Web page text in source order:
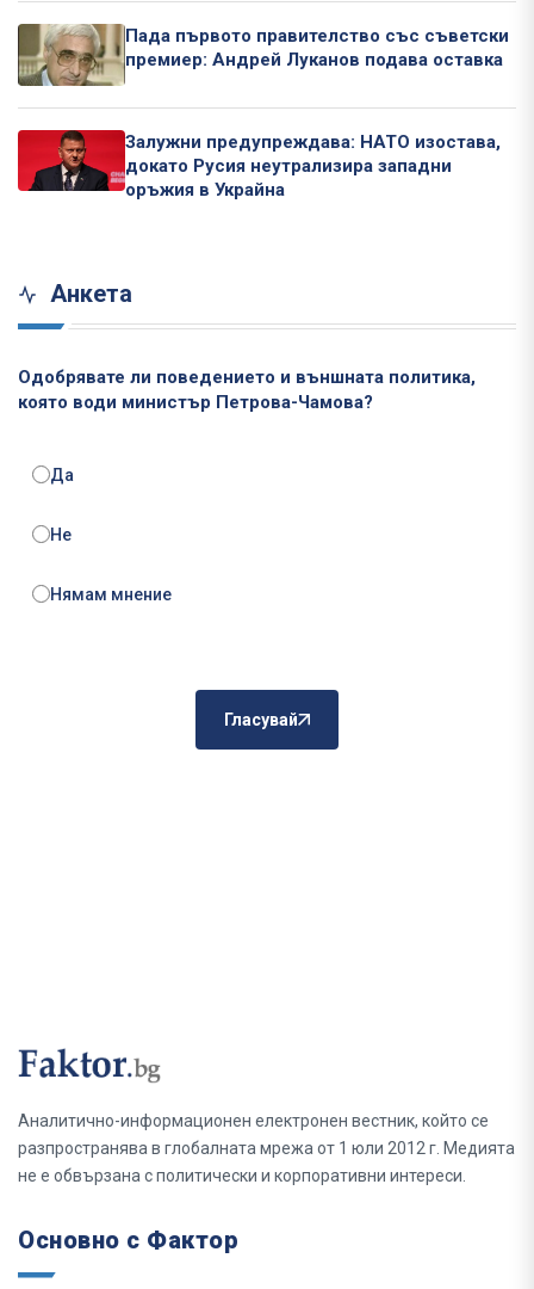
Пада първото правителство със съветски
премиер: Андрей Луканов подава оставка
Залужни предупреждава: НАТО изостава,
докато Русия неутрализира западни
оръжия в Украйна
Анкета
Одобрявате ли поведението и външната политика,
която води министър Петрова-Чамова?
Да
Не
Нямам мнение
Гласувай
Аналитично-информационен електронен вестник, който се
разпространява в глобалната мрежа от 1 юли 2012 г. Медията
не е обвързана с политически и корпоративни интереси.
Основно с Фактор